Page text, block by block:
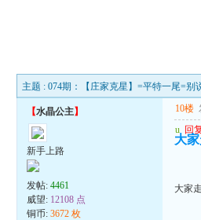
主题 : 074期：【庄家克星】=平特一尾=别
【水晶公主】
新手上路
发帖:4461
威望: 12108 点
铜币:3672 枚
10楼
u 回
大
大家